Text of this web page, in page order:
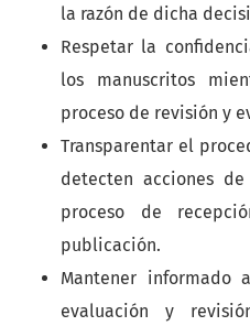
la razón de dicha
Respetar la
los manuscritos
proceso de revisión y
Transparentar el
detecten acciones
proceso de
publicación.
Mantener informado
evaluación y